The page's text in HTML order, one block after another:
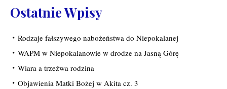
Ostatnie Wpisy
Rodzaje fałszywego nabożeństwa do Niepokalanej
WAPM w Niepokalanowie w drodze na Jasną Górę
Wiara a trzeźwa rodzina
Objawienia Matki Bożej w Akita cz. 3